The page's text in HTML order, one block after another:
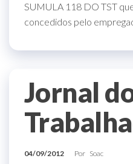
SUMULA 118 DO TST
concedidos pelo
Jornal
04/09/2012 Por Soac